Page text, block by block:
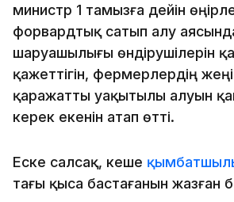
министр 1 тамызға дейін
форвардтық сатып алу
шаруашылығы өндірушілерін
қажеттігін, фермерлердің
қаражатты уақытылы алуын
керек екенін атап өтті.
Еске салсақ, кеше
тағы қыса бастағанын жазған